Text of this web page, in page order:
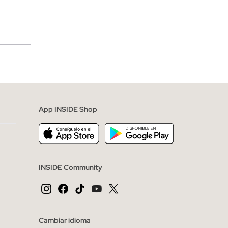
App INSIDE Shop
INSIDE Community
Cambiar idioma